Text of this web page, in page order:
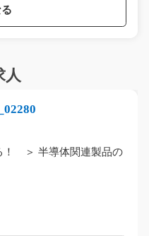
人
！ ＞ 半導体関連製品の